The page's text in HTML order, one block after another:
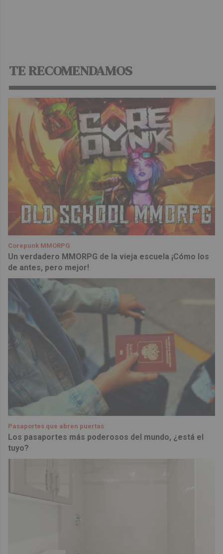
TE RECOMENDAMOS
Corepunk MMORPG
Un verdadero MMORPG de la vieja escuela ¡Cómo los
de antes, pero mejor!
Pasaportes que abren puertas
Los pasaportes más poderosos del mundo, ¿está el
tuyo?